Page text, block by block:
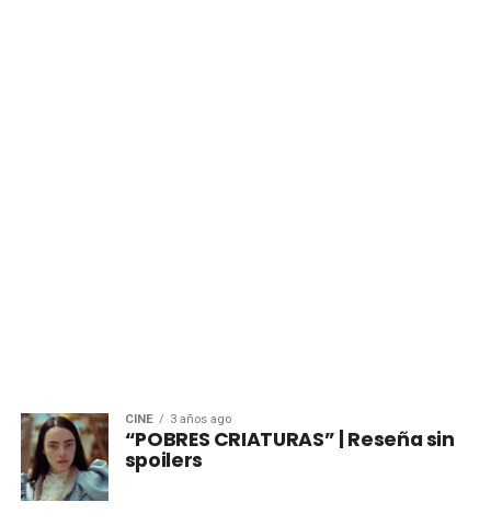
CINE 3 años ago
“POBRES CRIATURAS” | Reseña sin
spoilers